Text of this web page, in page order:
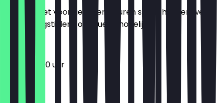
Zodat je niet voor gesloten deuren staat, houden we
de openingstijden zo actueel mogelijk.
12:00 - 23:00 uur
Maandag